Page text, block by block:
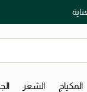
المكياج الشعر